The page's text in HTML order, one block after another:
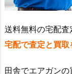
送料無料の宅配
宅配で査定と買
田舎でエアガン